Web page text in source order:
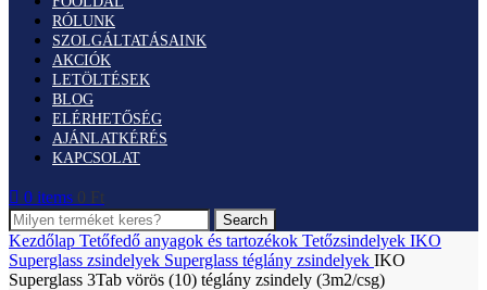
RÓLUNK
SZOLGÁLTATÁSAINK
AKCIÓK
LETÖLTÉSEK
BLOG
ELÉRHETŐSÉG
AJÁNLATKÉRÉS
KAPCSOLAT
0 items 0 Ft
Search
Kezdőlap Tetőfedő anyagok és tartozékok Tetőzsindelyek IKO
Superglass zsindelyek Superglass téglány zsindelyek IKO
Superglass 3Tab vörös (10) téglány zsindely (3m2/csg)